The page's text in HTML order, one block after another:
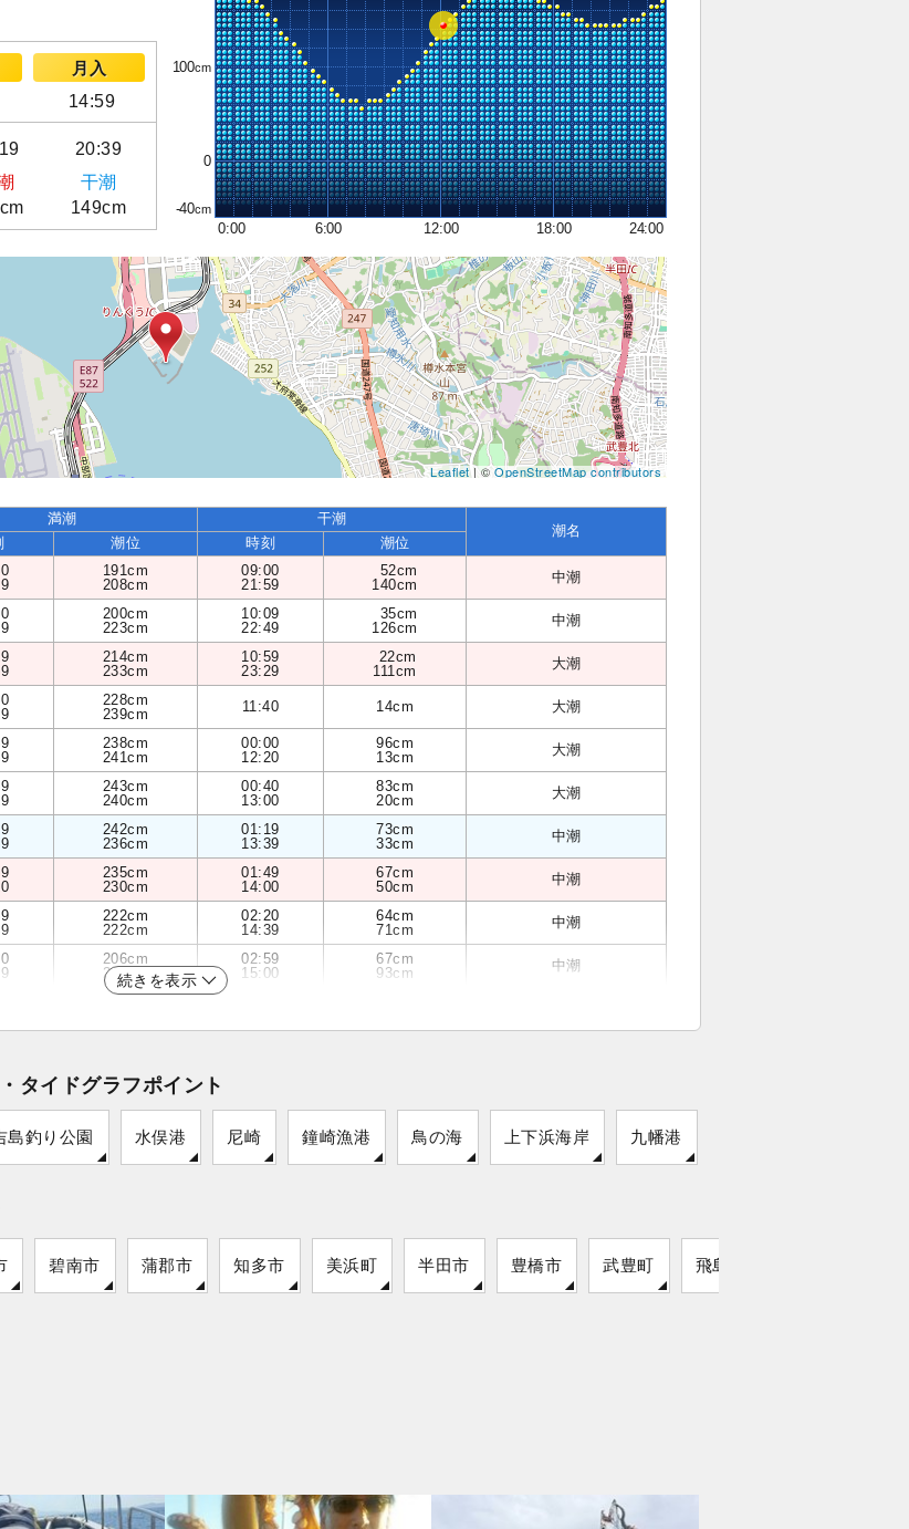
月入
14:59
20:39
干潮
149cm
100
0
-40
0:00
6:00 12:00 18:00 24:00
Leaflet| ©OpenStreetMap contributors
満潮 干潮
潮名
潮位 時刻 潮位
191cm
208cm
09:00
21:59
52cm
140cm
中潮
200cm
223cm
10:09
22:49
35cm
126cm
中潮
214cm
233cm
10:59
23:29
22cm
111cm
大潮
228cm
239cm
11:40 14cm 大潮
238cm
241cm
00:00
12:20
96cm
13cm
大潮
243cm
240cm
00:40
13:00
83cm
20cm
大潮
242cm
236cm
01:19
13:39
73cm
33cm
中潮
235cm
230cm
01:49
14:00
67cm
50cm
中潮
222cm
222cm
02:20
14:39
64cm
71cm
中潮
206cm
213cm
02:59
15:00
67cm
93cm
中潮
続きを表示
タイドグラフポイント
島釣り公園 水俣港 尼崎 鐘崎漁港 鳥の海 上下浜海岸 九幡港
碧南市 蒲郡市 知多市 美浜町 半田市 豊橋市 武豊町 飛島村